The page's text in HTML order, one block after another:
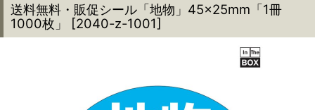
送料無料・販促シール「地物」45×25mm「1冊
1000枚」
[2040-z-1001]